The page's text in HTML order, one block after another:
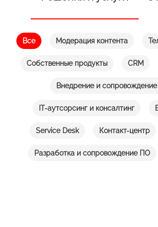
Все Модерация контента
Собственные продукты CRM
Внедрение и сопровождение
IT-аутсорсинг и консалтинг
Service Desk Контакт-центр
Разработка и сопровождение ПО